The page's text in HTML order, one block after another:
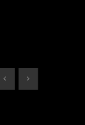
< >